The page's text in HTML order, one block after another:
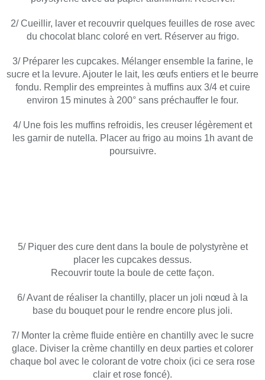
2/ Cueillir, laver et recouvrir quelques feuilles de rose avec
du chocolat blanc coloré en vert. Réserver au frigo.
3/ Préparer les cupcakes. Mélanger ensemble la farine, le
sucre et la levure. Ajouter le lait, les œufs entiers et le beurre
fondu. Remplir des empreintes à muffins aux 3/4 et cuire
environ 15 minutes à 200° sans préchauffer le four.
4/ Une fois les muffins refroidis, les creuser légèrement et
les garnir de nutella. Placer au frigo au moins 1h avant de
poursuivre.
5/ Piquer des cure dent dans la boule de polystyrène et
placer les cupcakes dessus.
Recouvrir toute la boule de cette façon.
6/ Avant de réaliser la chantilly, placer un joli nœud à la
base du bouquet pour le rendre encore plus joli.
7/ Monter la crème fluide entière en chantilly avec le sucre
glace. Diviser la crème chantilly en deux parties et colorer
chaque bol avec le colorant de votre choix (ici ce sera rose
clair et rose foncé).